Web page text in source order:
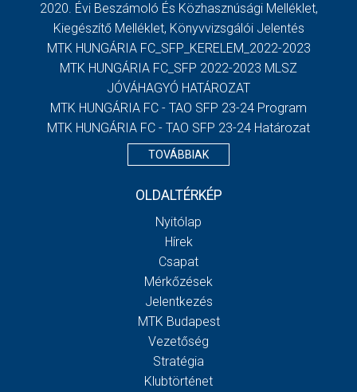
2020. Évi Beszámoló És Közhasznúsági Melléklet,
Kiegészítő Melléklet, Könyvvizsgálói Jelentés
MTK HUNGÁRIA FC_SFP_KERELEM_2022-2023
MTK HUNGÁRIA FC_SFP 2022-2023 MLSZ
JÓVÁHAGYÓ HATÁROZAT
MTK HUNGÁRIA FC - TAO SFP 23-24 Program
MTK HUNGÁRIA FC - TAO SFP 23-24 Határozat
TOVÁBBIAK
OLDALTÉRKÉP
Nyitólap
Hírek
Csapat
Mérkőzések
Jelentkezés
MTK Budapest
Vezetőség
Stratégia
Klubtörténet